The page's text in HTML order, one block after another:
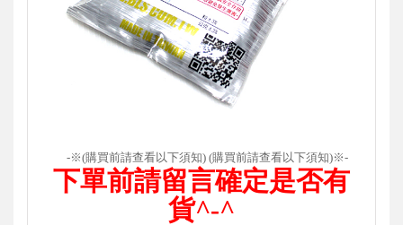
-※(購買前請查看以下須知) (購買前請查看以下須知)※-
下單前請留言確定是否有
貨^-^